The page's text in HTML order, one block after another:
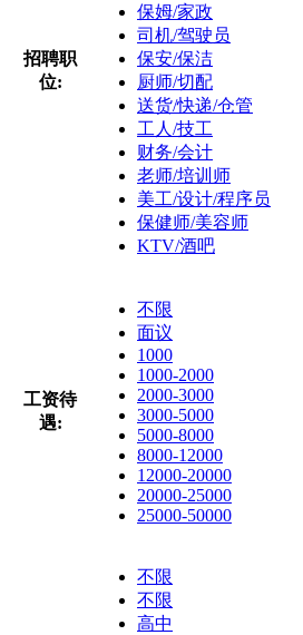
招聘职
位:
保姆/家政
司机/驾驶员
保安/保洁
厨师/切配
送货/快递/仓管
工人/技工
财务/会计
老师/培训师
美工/设计/程序员
保健师/美容师
KTV/酒吧
工资待
遇:
不限
面议
1000
1000-2000
2000-3000
3000-5000
5000-8000
8000-12000
12000-20000
20000-25000
25000-50000
不限
不限
高中